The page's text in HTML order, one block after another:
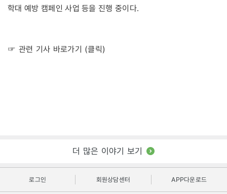
학대 예방 캠페인 사업 등을 진행 중이다.
☞ 관련 기사 바로가기 (클릭)
더 많은 이야기 보기
로그인 회원상담센터 APP다운로드